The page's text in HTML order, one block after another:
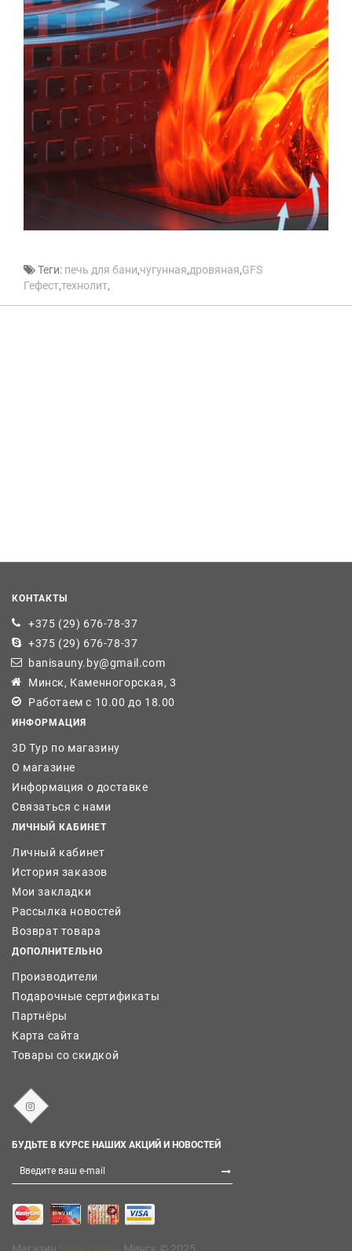
Теги: печь для бани,чугунная,дровяная,GFS
Гефест,технолит,
КОНТАКТЫ
+375 (29) 676-78-37
+375 (29) 676-78-37
banisauny.by@gmail.com
Минск, Каменногорская, 3
Работаем с 10.00 до 18.00
ИНФОРМАЦИЯ
3D Тур по магазину
О магазине
Информация о доставке
Связаться с нами
ЛИЧНЫЙ КАБИНЕТ
Личный кабинет
История заказов
Мои закладки
Рассылка новостей
Возврат товара
ДОПОЛНИТЕЛЬНО
Производители
Подарочные сертификаты
Партнёры
Карта сайта
Товары со скидкой
БУДЬТЕ В КУРСЕ НАШИХ АКЦИЙ И НОВОСТЕЙ
Магазин Минск © 2025